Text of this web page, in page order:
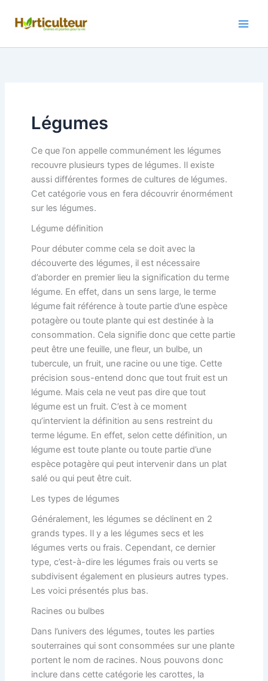
Légumes
Ce que l’on appelle communément les légumes
recouvre plusieurs types de légumes. Il existe
aussi différentes formes de cultures de légumes.
Cet catégorie vous en fera découvrir énormément
sur les légumes.
Légume définition
Pour débuter comme cela se doit avec la
découverte des légumes, il est nécessaire
d’aborder en premier lieu la signification du terme
légume. En effet, dans un sens large, le terme
légume fait référence à toute partie d’une espèce
potagère ou toute plante qui est destinée à la
consommation. Cela signifie donc que cette partie
peut être une feuille, une fleur, un bulbe, un
tubercule, un fruit, une racine ou une tige. Cette
précision sous-entend donc que tout fruit est un
légume. Mais cela ne veut pas dire que tout
légume est un fruit. C’est à ce moment
qu’intervient la définition au sens restreint du
terme légume. En effet, selon cette définition, un
légume est toute plante ou toute partie d’une
espèce potagère qui peut intervenir dans un plat
salé ou qui peut être cuit.
Les types de légumes
Généralement, les légumes se déclinent en 2
grands types. Il y a les légumes secs et les
légumes verts ou frais. Cependant, ce dernier
type, c’est-à-dire les légumes frais ou verts se
subdivisent également en plusieurs autres types.
Les voici présentés plus bas.
Racines ou bulbes
Dans l’univers des légumes, toutes les parties
souterraines qui sont consommées sur une plante
portent le nom de racines. Nous pouvons donc
inclure dans cette catégorie les carottes, la